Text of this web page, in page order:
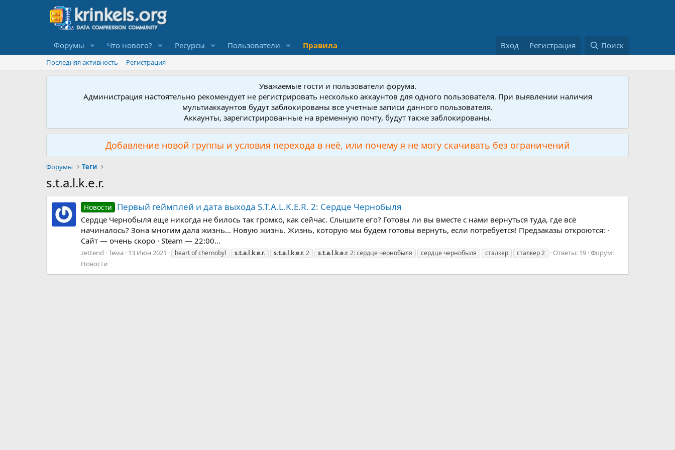
Форумы Что нового? Ресурсы Пользователи Правила Вход Регистрация Поиск
Последняя активность Регистрация
Уважаемые гости и пользователи форума.
Администрация настоятельно рекомендует не регистрировать несколько аккаунтов для одного пользователя. При выявлении наличия
мультиаккаунтов будут заблокированы все учетные записи данного пользователя.
Аккаунты, зарегистрированные на временную почту, будут также заблокированы.
Добавление новой группы и условия перехода в неё, или почему я не могу скачивать без ограничений
Форумы Теги
s.t.a.l.k.e.r.
Новости Первый геймплей и дата выхода S.T.A.L.K.E.R. 2: Сердце Чернобыля
Сердце Чернобыля еще никогда не билось так громко, как сейчас. Слышите его? Готовы ли вы вместе с нами вернуться туда, где всё
начиналось? Зона многим дала жизнь... Новую жизнь. Жизнь, которую мы будем готовы вернуть, если потребуется! Предзаказы откроются: ·
Сайт — очень скоро · Steam — 22:00...
zettend Тема 13 Июн 2021 heart of chernobyl s.t.a.l.k.e.r. s.t.a.l.k.e.r.2 s.t.a.l.k.e.r.2: сердце чернобыля сердце чернобыля сталкер сталкер 2 Ответы: 19 Форум:
Новости